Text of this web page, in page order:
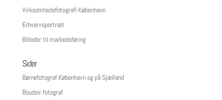
Virksomhedsfotografi København
Erhvervsportræt
Billeder til markedsføring
Sider
Børnefotograf København og på Sjælland
Boudoir fotograf